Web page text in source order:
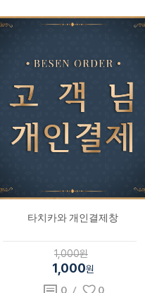
타치카와 개인결제창
1,000원
1,000원
0/ 0